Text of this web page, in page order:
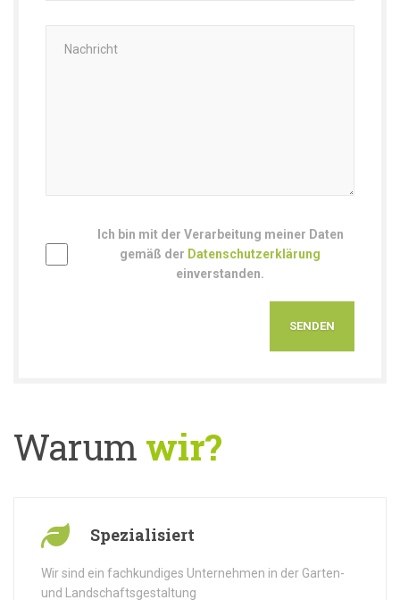
Ich bin mit der Verarbeitung meiner Daten
gemäß der Datenschutzerklärung
einverstanden.
Warum wir?
Spezialisiert
Wir sind ein fachkundiges Unternehmen in der Garten-
und Landschaftsgestaltung